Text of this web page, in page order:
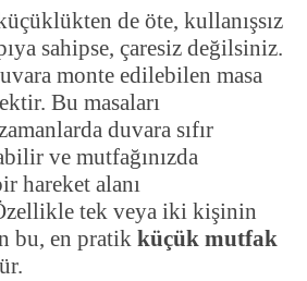
de öte, kullanışsız
sahipse, çaresiz değilsiniz.
monte edilebilen masa
Bu masaları
duvara sıfır
ve mutfağınızda
hareket alanı
tek veya iki kişinin
bu, en pratik küçük mutfak